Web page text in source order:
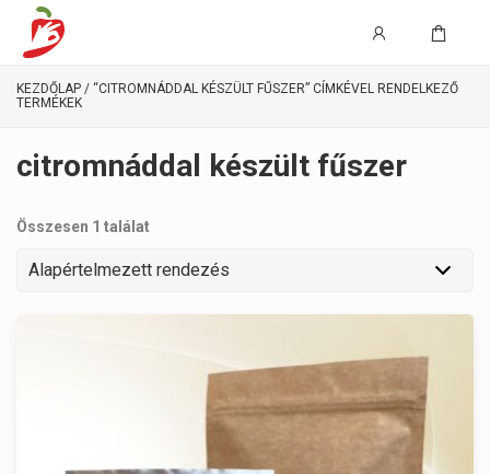
KEZDŐLAP / “CITROMNÁDDAL KÉSZÜLT FŰSZER” CÍMKÉVEL RENDELKEZŐ
TERMÉKEK
citromnáddal készült fűszer
Összesen 1 találat